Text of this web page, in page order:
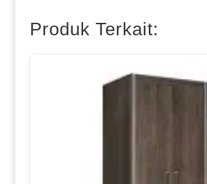
Produk Terkait: